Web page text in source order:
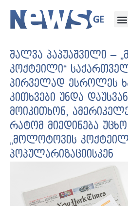
შალვა პაპუაშვილი –
კოქტეილი“
პირველად ესროლეს
კითხვები უნდა
მოიკითხონ,
რატომ მიედინება უცხო
„მოლოტოვის
პოპულარიზაციისკენ